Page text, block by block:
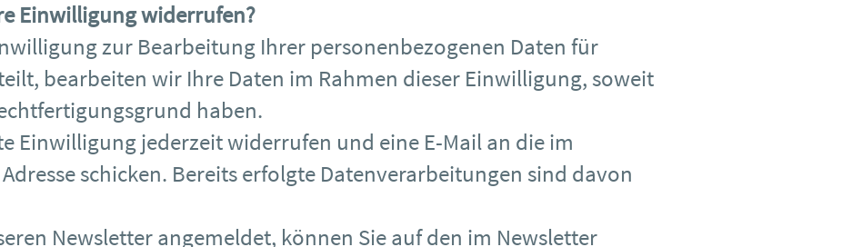
Einwilligung widerrufen?
zur Bearbeitung Ihrer personenbezogenen Daten für
bearbeiten wir Ihre Daten im Rahmen dieser Einwilligung, soweit
haben.
Einwilligung jederzeit widerrufen und eine E-Mail an die im
schicken. Bereits erfolgte Datenverarbeitungen sind davon
Newsletter angemeldet, können Sie auf den im Newsletter